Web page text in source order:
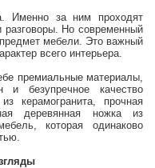
Именно за ним проходят
Но современный
мебели. Это важный
всего интерьера.
премиальные материалы,
и безупречное качество
керамогранита, прочная
деревянная ножка из
которая одинаково